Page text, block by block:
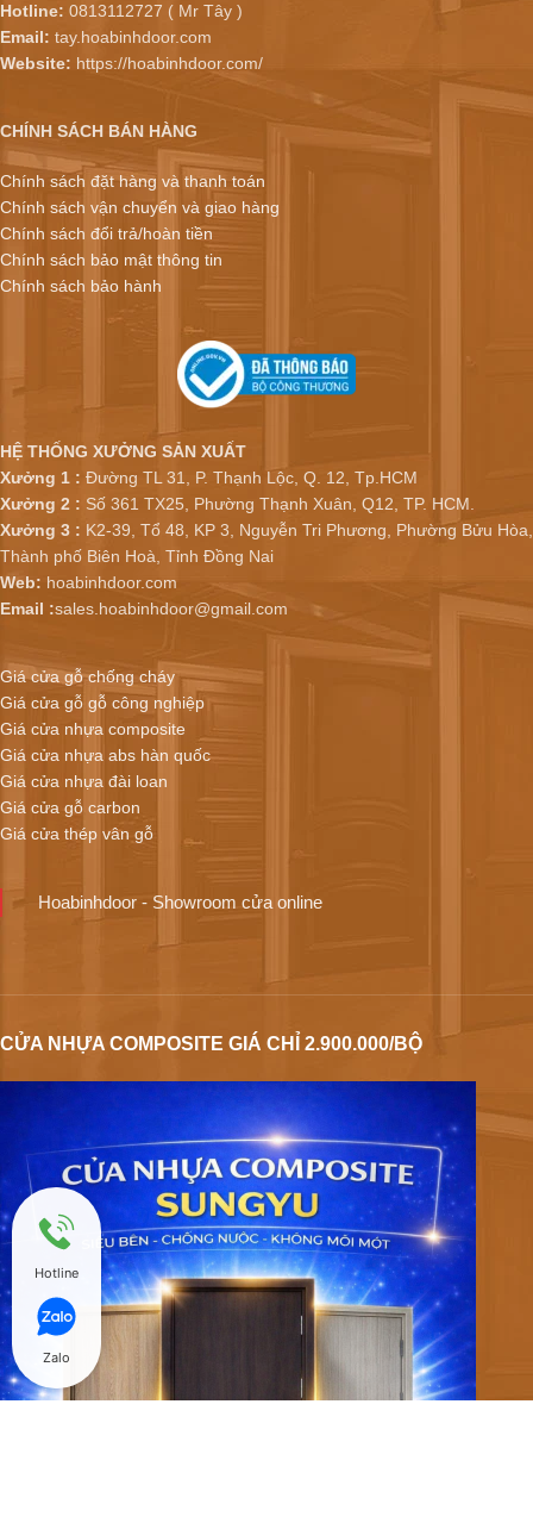
Hotline: 0813112727 ( Mr Tây )
Email: tay.hoabinhdoor.com
Website: https://hoabinhdoor.com/
CHÍNH SÁCH BÁN HÀNG
Chính sách đặt hàng và thanh toán
Chính sách vận chuyển và giao hàng
Chính sách đổi trả/hoàn tiền
Chính sách bảo mật thông tin
Chính sách bảo hành
HỆ THỐNG XƯỞNG SẢN XUẤT
Xưởng 1 : Đường TL 31, P. Thạnh Lộc, Q. 12, Tp.HCM
Xưởng 2 : Số 361 TX25, Phường Thạnh Xuân, Q12, TP. HCM.
Xưởng 3 : K2-39, Tổ 48, KP 3, Nguyễn Tri Phương, Phường Bửu Hòa,
Thành phố Biên Hoà, Tỉnh Đồng Nai
Web: hoabinhdoor.com
Email :sales.hoabinhdoor@gmail.com
Giá cửa gỗ chống cháy
Giá cửa gỗ gỗ công nghiệp
Giá cửa nhựa composite
Giá cửa nhựa abs hàn quốc
Giá cửa nhựa đài loan
Giá cửa gỗ carbon
Giá cửa thép vân gỗ
Hoabinhdoor - Showroom cửa online
CỬA NHỰA COMPOSITE GIÁ CHỈ 2.900.000/BỘ
Hotline
Zalo